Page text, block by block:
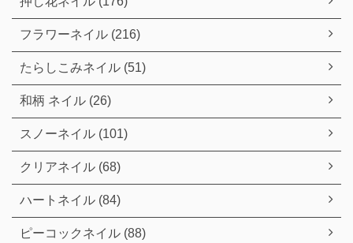
フラワーネイル (216)
たらしこみネイル (51)
和柄 ネイル (26)
スノーネイル (101)
クリアネイル (68)
ハートネイル (84)
ピーコックネイル (88)